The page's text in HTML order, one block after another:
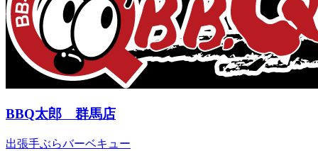
BBQ太郎 群馬店
出張手ぶらバーベキュー